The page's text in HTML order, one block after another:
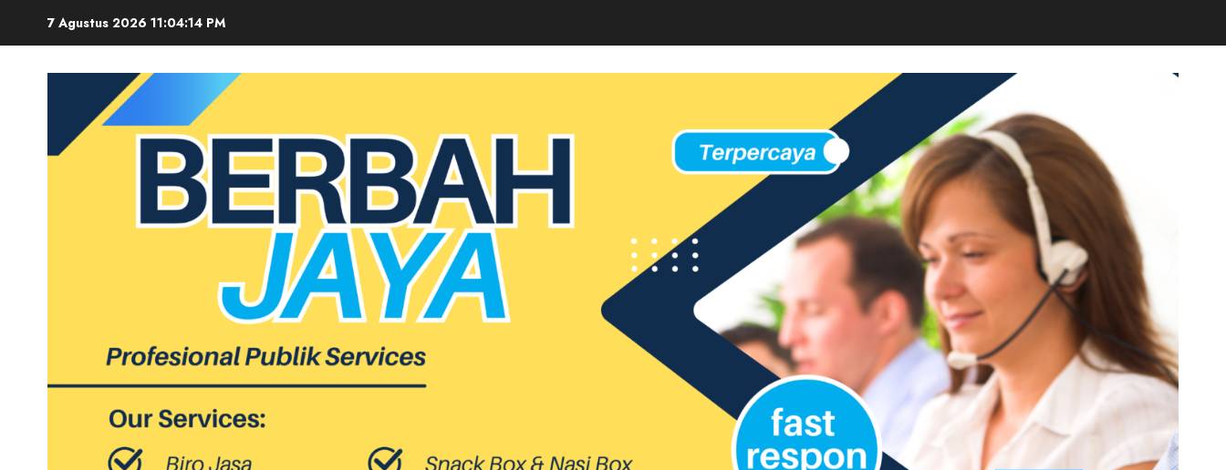
7 Agustus 2026 11:04:15 PM